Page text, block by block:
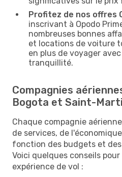
Profitez de nos offres
inscrivant à Opodo
nombreuses bonnes
et locations de voiture
en plus de voyager
tranquillité.
Compagnies
Bogota et Saint-
Chaque compagnie
de services, de
fonction des budgets et
Voici quelques conseils
expérience de vol :